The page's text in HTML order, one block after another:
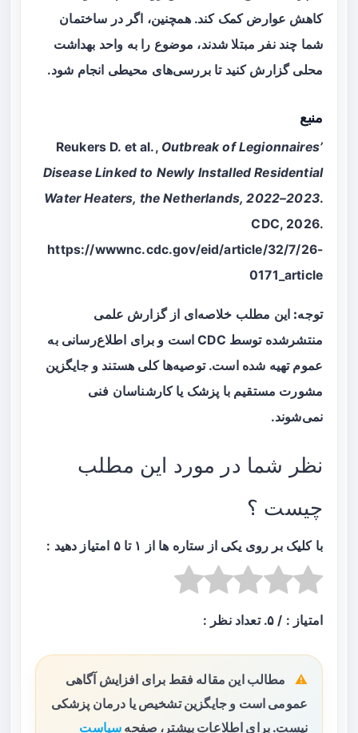
کاهش عوارض کمک کند. همچنین، اگر در ساختمان
شما چند نفر مبتلا شدند، موضوع را به واحد بهداشت
محلی گزارش کنید تا بررسی‌های محیطی انجام شود.
منبع
Reukers D. et al., Outbreak of Legionnaires’
Disease Linked to Newly Installed Residential
Water Heaters, the Netherlands, 2022–2023.
CDC, 2026.
https://wwwnc.cdc.gov/eid/article/32/7/26-
0171_article
توجه: این مطلب خلاصه‌ای از گزارش علمی
منتشرشده توسط CDC است و برای اطلاع‌رسانی به
عموم تهیه شده است. توصیه‌ها کلی هستند و جایگزین
مشورت مستقیم با پزشک یا کارشناسان فنی
نمی‌شوند.
نظر شما در مورد این مطلب
چیست ؟
با کلیک بر روی یکی از ستاره ها از ۱ تا ۵ امتیاز دهید :
امتیاز : / ۵. تعداد نظر :
مطالب این مقاله فقط برای افزایش آگاهی
عمومی است و جایگزین تشخیص یا درمان پزشکی
نیست. برای اطلاعات بیشتر، صفحه سیاست